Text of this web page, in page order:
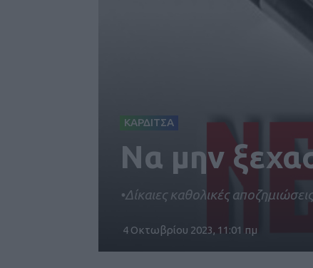
ΚΑΡΔΙΤΣΑ
Να μην
•Δίκαιες καθολικές
4 Οκτωβρίου 2023, 11:01 πμ